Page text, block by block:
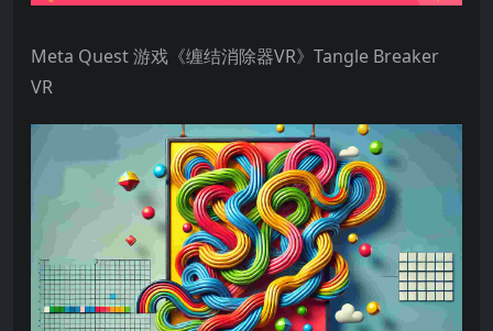
Meta Quest 游戏《缠结消除器VR》Tangle Breaker
VR